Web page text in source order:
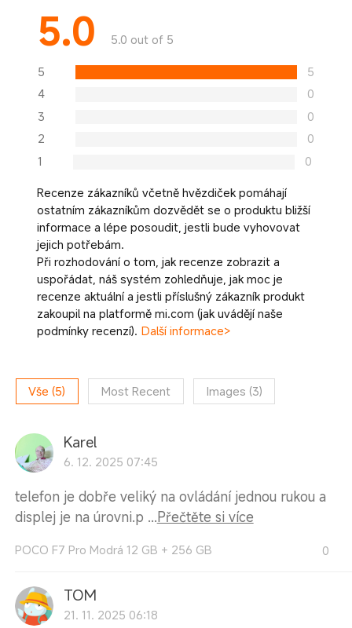
5.0 5.0 out of 5
5
5
4
0
3
0
2
0
1
0
Recenze zákazníků včetně hvězdiček pomáhají
ostatním zákazníkům dozvědět se o produktu bližší
informace a lépe posoudit, jestli bude vyhovovat
jejich potřebám.
Při rozhodování o tom, jak recenze zobrazit a
uspořádat, náš systém zohledňuje, jak moc je
recenze aktuální a jestli příslušný zákazník produkt
zakoupil na platformě mi.com (jak uvádějí naše
podmínky recenzí). Další informace>
Vše (5) Most Recent Images (3)
Karel
6. 12. 2025 07:45
telefon je dobře veliký na ovládání jednou rukou a
displej je na úrovni.p ...Přečtěte si více
POCO F7 Pro Modrá 12 GB + 256 GB 0
TOM
21. 11. 2025 06:18